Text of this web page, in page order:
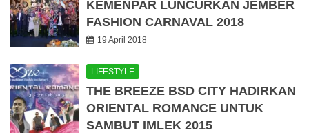
KEMENPAR LUNCURKAN JEMBER
FASHION CARNAVAL 2018
19 April 2018
LIFESTYLE
THE BREEZE BSD CITY HADIRKAN
ORIENTAL ROMANCE UNTUK
SAMBUT IMLEK 2015